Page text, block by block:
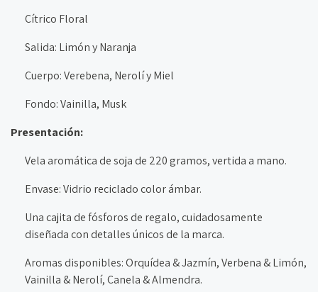
Cítrico Floral
Salida: Limón y Naranja
Cuerpo: Verebena, Nerolí y Miel
Fondo: Vainilla, Musk
Presentación:
Vela aromática de soja de 220 gramos, vertida a mano.
Envase: Vidrio reciclado color ámbar.
Una cajita de fósforos de regalo, cuidadosamente
diseñada con detalles únicos de la marca.
Aromas disponibles: Orquídea & Jazmín, Verbena & Limón,
Vainilla & Nerolí, Canela & Almendra.